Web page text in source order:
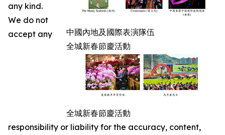
中國內地及國際表演隊伍
全城新春節慶活動
全城新春節慶活動
any kind.
We do not
accept any
responsibility or liability for the accuracy, content,